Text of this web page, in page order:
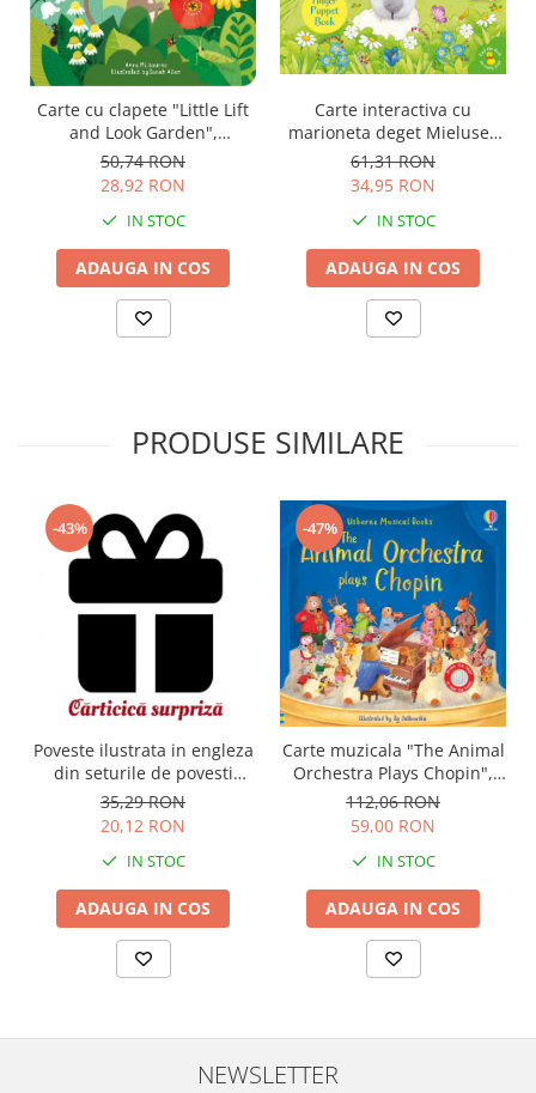
Carte cu clapete "Little Lift
and Look Garden",
cartonata, Usborne
50,74 RON
28,92 RON
IN STOC
ADAUGA IN COS
Carte interactiva cu
marioneta deget Mielusel,
"Poppy and Sam and the
Lamb", Usborne
61,31 RON
34,95 RON
IN STOC
ADAUGA IN COS
PRODUSE SIMILARE
-43%
Poveste ilustrata in engleza
din seturile de povesti
Usborne
35,29 RON
20,12 RON
IN STOC
ADAUGA IN COS
-47%
Carte muzicala "The Animal
Orchestra Plays Chopin",
cartonata, Usborne
112,06 RON
59,00 RON
IN STOC
ADAUGA IN COS
NEWSLETTER